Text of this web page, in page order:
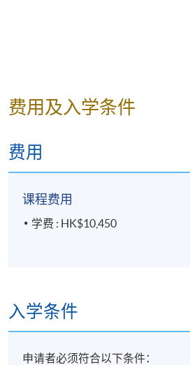
费用及入学条件
费用
课程费用
学费 : HK$10,450
入学条件
申请者必须符合以下条件：